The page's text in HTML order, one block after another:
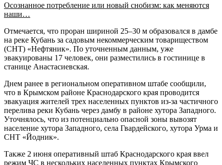
Осознанное потребление или новый снобизм: как меняются
наши…
Отмечается, что проран шириной 25–30 м образовался в дамбе
на реке Кубань за садовым некоммерческим товариществом
(СНТ) «Нефтяник». По уточненным данным, уже
эвакуированы 17 человек, они разместились в гостинице в
станице Анастасиевская.
Днем ранее в региональном оперативном штабе сообщили,
что в Крымском районе Краснодарского края проводится
эвакуация жителей трех населенных пунктов из-за частичного
перелива реки Кубань через дамбу в районе хутора Западного.
Уточнялось, что из потенциально опасной зоны вывозят
население хутора Западного, села Гвардейского, хутора Урма и
СНТ «Йодник».
Также 2 июня оперативный штаб Краснодарского края ввел
режим ЧС в нескольких населенных пунктах Крымского